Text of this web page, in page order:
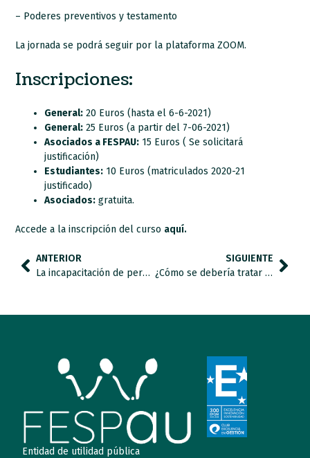
– Poderes preventivos y testamento
La jornada se podrá seguir por la plataforma ZOOM.
Inscripciones:
General: 20 Euros (hasta el 6-6-2021)
General: 25 Euros (a partir del 7-06-2021)
Asociados a FESPAU: 15 Euros ( Se solicitará
justificación)
Estudiantes: 10 Euros (matriculados 2020-21
justificado)
Asociados: gratuita.
Accede a la inscripción del curso aquí.
ANTERIOR
La incapacitación de personas con discapacidad, suprimida de manera definitiva
SIGUIENTE
¿Cómo se debería tratar a los alumnos con autismo y otras necesidades de apoyo educativo?
Entidad de utilidad pública